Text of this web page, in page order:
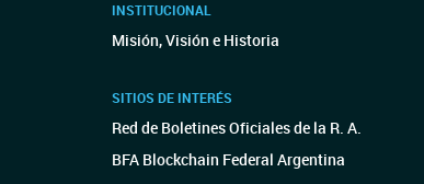
INSTITUCIONAL
Misión, Visión e Historia
SITIOS DE INTERÉS
Red de Boletines Oficiales de la R. A.
BFA Blockchain Federal Argentina